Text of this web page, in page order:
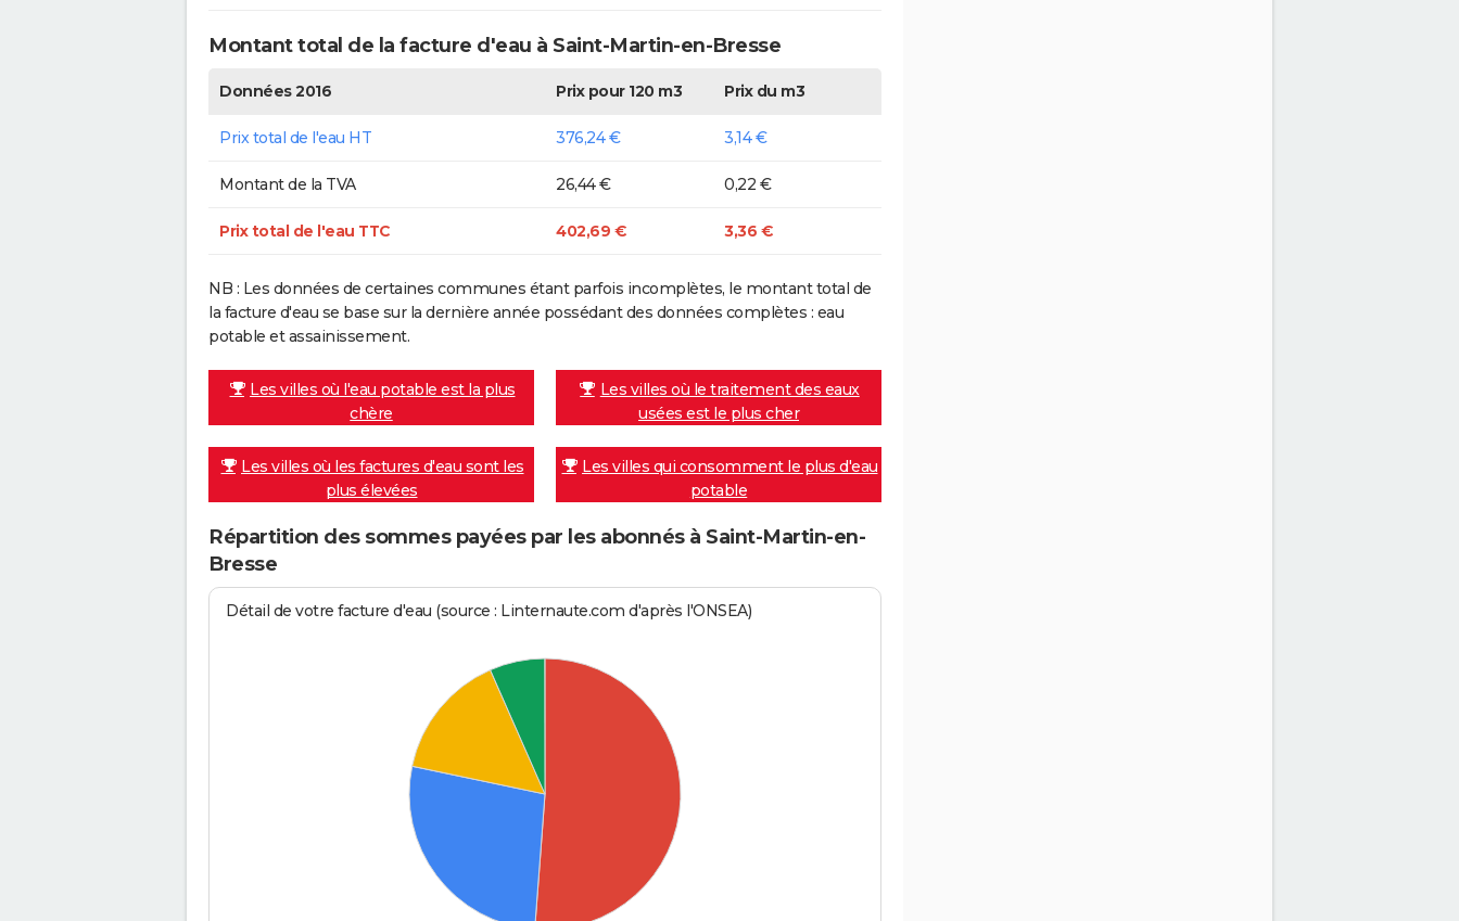
Montant total de la facture d'eau à Saint-Martin-en-Bresse
Données 2016 Prix pour 120 m3 Prix du m3
Prix total de l'eau HT 376,24 € 3,14 €
Montant de la TVA 26,44 € 0,22 €
Prix total de l'eau TTC 402,69 € 3,36 €
NB : Les données de certaines communes étant parfois incomplètes, le montant total de
la facture d'eau se base sur la dernière année possédant des données complètes : eau
potable et assainissement.
Les villes où l'eau potable est la plus
chère
Les villes où le traitement des eaux
usées est le plus cher
Les villes où les factures d'eau sont les
plus élevées
Les villes qui consomment le plus d'eau
potable
Répartition des sommes payées par les abonnés à Saint-Martin-en-
Bresse
Détail de votre facture d'eau (source : Linternaute.com d'après l'ONSEA)